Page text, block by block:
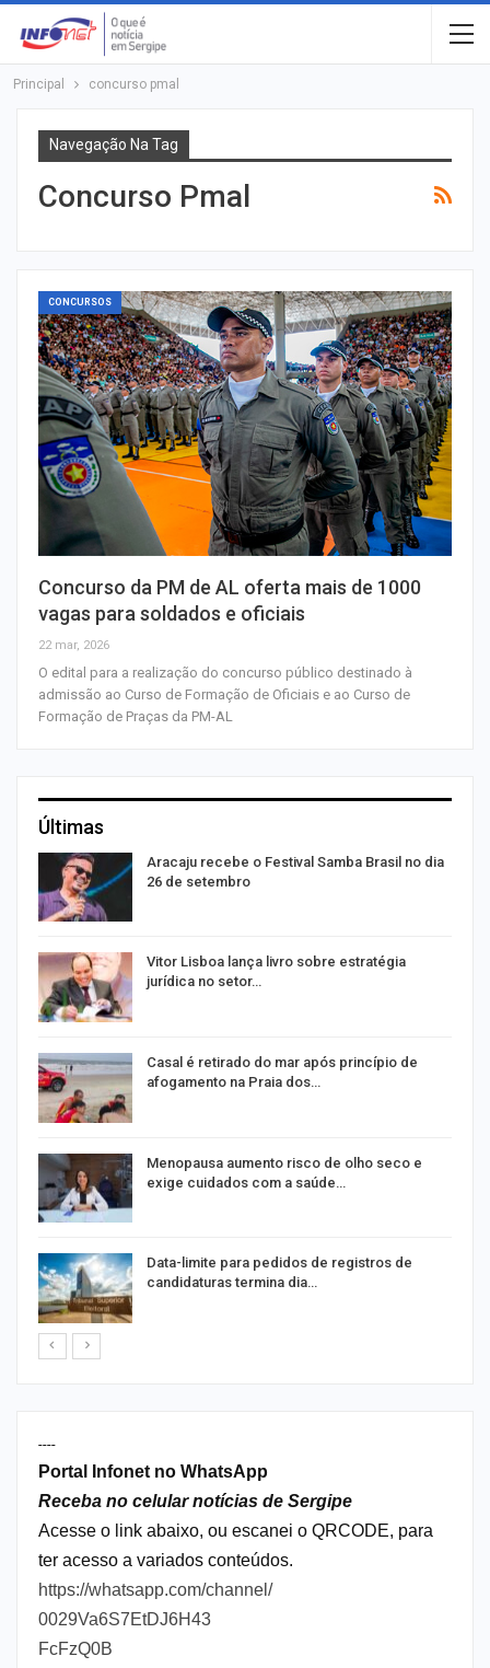
Principal concurso pmal
Navegação Na Tag
Concurso Pmal
CONCURSOS
Concurso da PM de AL oferta mais de 1000
vagas para soldados e oficiais
22 mar, 2026
O edital para a realização do concurso público destinado à
admissão ao Curso de Formação de Oficiais e ao Curso de
Formação de Praças da PM-AL
Últimas
Aracaju recebe o Festival Samba Brasil no dia
26 de setembro
Vitor Lisboa lança livro sobre estratégia
jurídica no setor…
Casal é retirado do mar após princípio de
afogamento na Praia dos…
Menopausa aumento risco de olho seco e
exige cuidados com a saúde…
Data-limite para pedidos de registros de
candidaturas termina dia…
----
Portal Infonet no WhatsApp
Receba no celular notícias de Sergipe
Acesse o link abaixo, ou escanei o QRCODE, para
ter acesso a variados conteúdos.
https://whatsapp.com/channel/
0029Va6S7EtDJ6H43
FcFzQ0B